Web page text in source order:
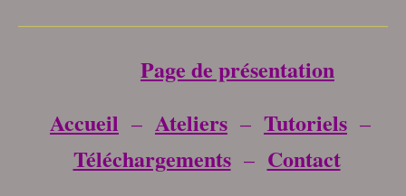
Page de présentation
Accueil – Ateliers – Tutoriels –
Téléchargements– Contact